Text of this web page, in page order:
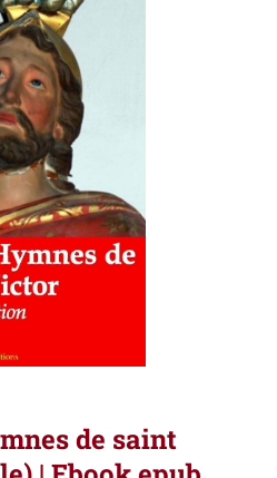
de saint